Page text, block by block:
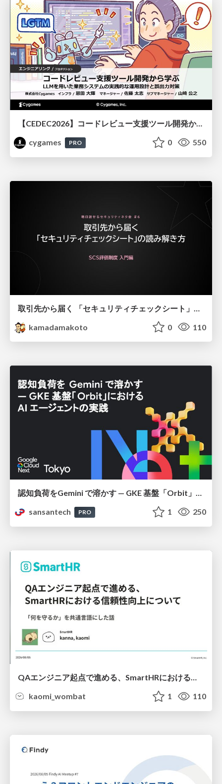
【CEDEC2026】コードレビュー支援ツール開発から学ぶ：LLMを用いた業務システムの実践的な運用設計と誤出力対策
cygames
PRO 0 550
kamadamakoto
0 110
認知負荷をGemini で溶かす — GKE 基盤「Orbit」における AI エージェントの実践
sansantech
PRO 1 250
QAエンジニア起点で進める、SmartHRにおける信頼性向上について
kaomi_wombat
1 110